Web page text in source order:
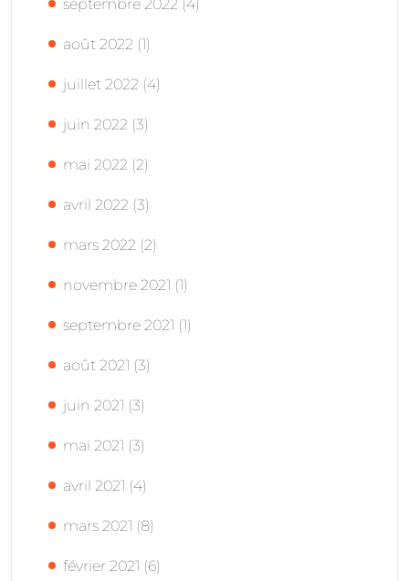
septembre 2022 (4)
août 2022 (1)
juillet 2022 (4)
juin 2022 (3)
mai 2022 (2)
avril 2022 (3)
mars 2022 (2)
novembre 2021 (1)
septembre 2021 (1)
août 2021 (3)
juin 2021 (3)
mai 2021 (3)
avril 2021 (4)
mars 2021 (8)
février 2021 (6)